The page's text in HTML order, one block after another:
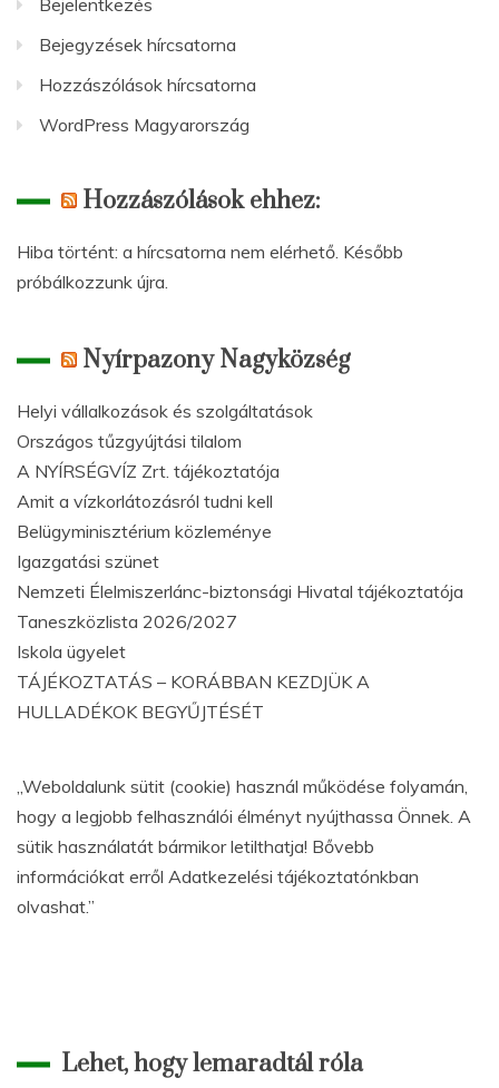
Bejelentkezés
Bejegyzések hírcsatorna
Hozzászólások hírcsatorna
WordPress Magyarország
Hozzászólások ehhez:
Hiba történt: a hírcsatorna nem elérhető. Később
próbálkozzunk újra.
Nyírpazony Nagyközség
Helyi vállalkozások és szolgáltatások
Országos tűzgyújtási tilalom
A NYÍRSÉGVÍZ Zrt. tájékoztatója
Amit a vízkorlátozásról tudni kell
Belügyminisztérium közleménye
Igazgatási szünet
Nemzeti Élelmiszerlánc-biztonsági Hivatal tájékoztatója
Taneszközlista 2026/2027
Iskola ügyelet
TÁJÉKOZTATÁS – KORÁBBAN KEZDJÜK A
HULLADÉKOK BEGYŰJTÉSÉT
„Weboldalunk sütit (cookie) használ működése folyamán,
hogy a legjobb felhasználói élményt nyújthassa Önnek. A
sütik használatát bármikor letilthatja! Bővebb
információkat erről Adatkezelési tájékoztatónkban
olvashat.”
Lehet, hogy lemaradtál róla